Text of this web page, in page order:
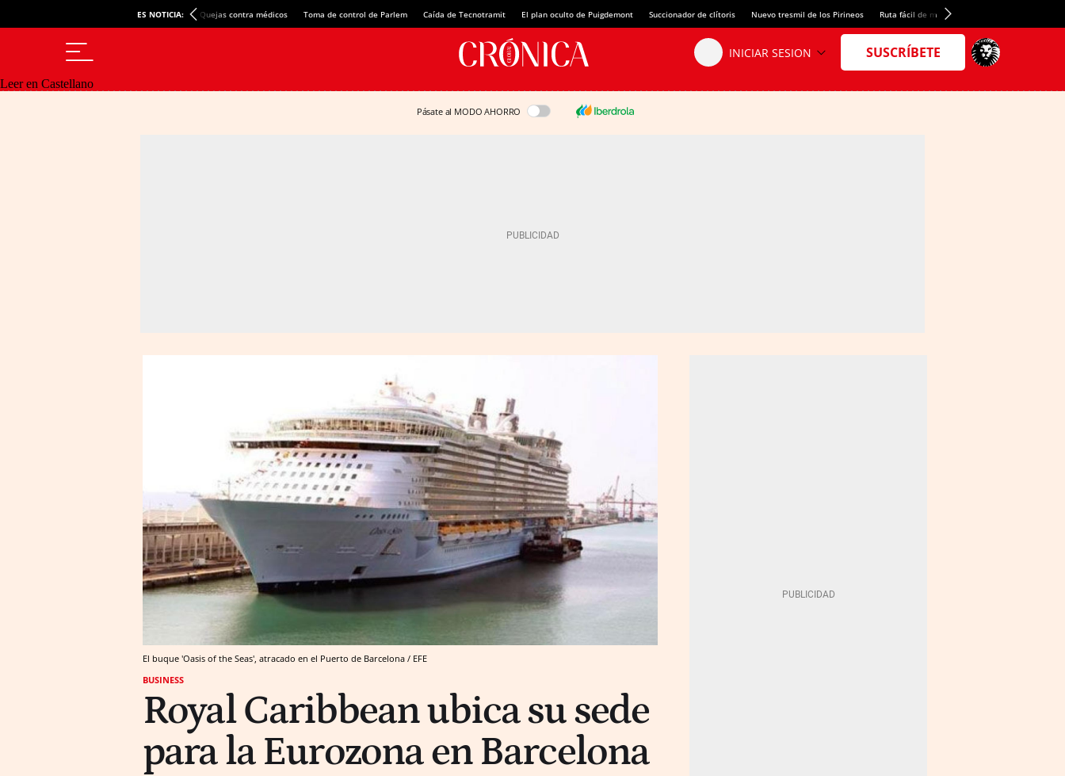
ES NOTICIA: Quejas contra médicos Toma de control de Parlem Caída de Tecnotramit El plan oculto de Puigdemont Succionador de clítoris Nuevo tresmil de los Pirineos Ruta fácil de montaña
Leer en Castellano
Pásate al MODO AHORRO
El buque 'Oasis of the Seas', atracado en el Puerto de Barcelona / EFE
BUSINESS
Royal Caribbean ubica su sede
para la Eurozona en Barcelona